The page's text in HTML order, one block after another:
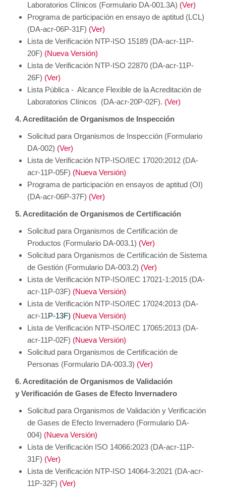
Laboratorios Clínicos (Formulario DA-001.3A) (Ver)
Programa de participación en ensayo de aptitud (LCL)
(DA-acr-06P-31F) (Ver)
Lista de Verificación NTP-ISO 15189 (DA-acr-11P-
20F) (Nueva Versión)
Lista de Verificación NTP-ISO 22870 (DA-acr-11P-
26F) (Ver)
Lista Pública - Alcance Flexible de la Acreditación de
Laboratorios Clínicos (DA-acr-20P-02F). (Ver)
4. Acreditación de Organismos de Inspección
Solicitud para Organismos de Inspección (Formulario
DA-002) (Ver)
Lista de Verificación NTP-ISO/IEC 17020:2012 (DA-
acr-11P-05F) (Nueva Versión)
Programa de participación en ensayos de aptitud (OI)
(DA-acr-06P-37F) (Ver)
5. Acreditación de Organismos de Certificación
Solicitud para Organismos de Certificación de
Productos (Formulario DA-003.1) (Ver)
Solicitud para Organismos de Certificación de Sistema
de Gestión (Formulario DA-003.2) (Ver)
Lista de Verificación NTP-ISO/IEC 17021-1:2015 (DA-
acr-11P-03F) (Nueva Versión)
Lista de Verificación NTP-ISO/IEC 17024:2013 (DA-
acr-11P-13F) (Nueva Versión)
Lista de Verificación NTP-ISO/IEC 17065:2013 (DA-
acr-11P-02F) (Nueva Versión)
Solicitud para Organismos de Certificación de
Personas (Formulario DA-003.3) (Ver)
6. Acreditación de Organismos de Validación
y Verificación de Gases de Efecto Invernadero
Solicitud para Organismos de Validación y Verificación
de Gases de Efecto Invernadero (Formulario DA-
004) (Nueva Versión)
Lista de Verificación ISO 14066:2023 (DA-acr-11P-
31F) (Ver)
Lista de Verificación NTP-ISO 14064-3:2021 (DA-acr-
11P-32F) (Ver)